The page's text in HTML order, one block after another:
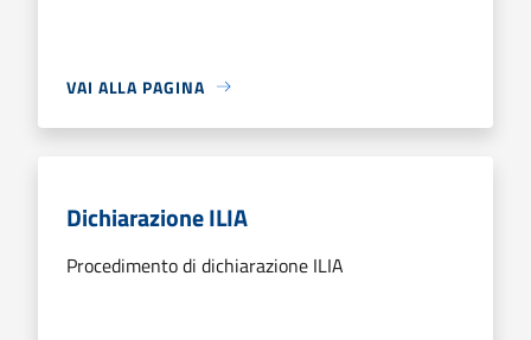
VAI ALLA PAGINA
Dichiarazione ILIA
Procedimento di dichiarazione ILIA